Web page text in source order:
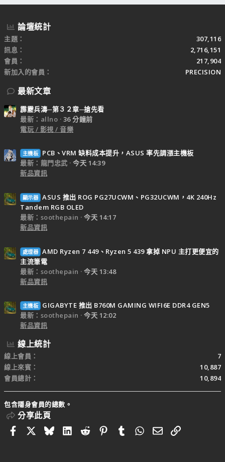
論壇統計
主題
307,116
訊息
2,716,151
會員
217,904
新加入的會員
PRECISION
最新文章
霹靂兵濤─第３２章─搶先看
最新：allno
36 分鐘前
電玩 / 影視 / 音樂
主機板
PCB、VRM 缺料成本提升，ASUS 率先調漲主機板
最新：龍門忠武
今天 14:39
新品資訊
顯示器 ASUS 推出 ROG PG27UCWM、PG32UCWM，4K 240Hz
Tandem RGB OLED
最新：soothepain
今天 14:17
新品資訊
處理器 AMD Ryzen 7 449、Ryzen 5 439 拿掉 NPU 主打更便宜的
主流筆電
最新：soothepain
今天 13:48
新品資訊
主機板
GIGABYTE 推出 B760M GAMING WIFI6E DDR4 GEN5
最新：soothepain
今天 12:02
新品資訊
線上統計
線上會員
7
線上來賓
10,887
會員總計
10,894
包含隱身會員的總數。
分享此頁
FacebookBlueskyLinkedIn
RedditPinterestTumblrWhatsApp
電子郵件
連結